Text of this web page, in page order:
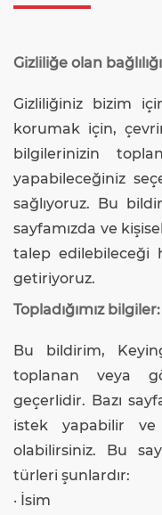
Gizliliğe olan
Gizliliğiniz bizim
korumak için,
bilgilerinizin
yapabileceğiniz
sağlıyoruz. Bu
sayfamızda ve
talep edilebileceği
getiriyoruz.
Topladığımız bilgiler:
Bu bildirim,
toplanan veya
geçerlidir. Bazı
istek yapabilir
olabilirsiniz. Bu
türleri şunlardır:
· İsim